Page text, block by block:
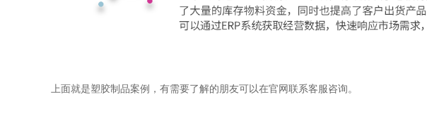
上面就是塑胶制品案例，有需要了解的朋友可以在官网联系客服咨询。